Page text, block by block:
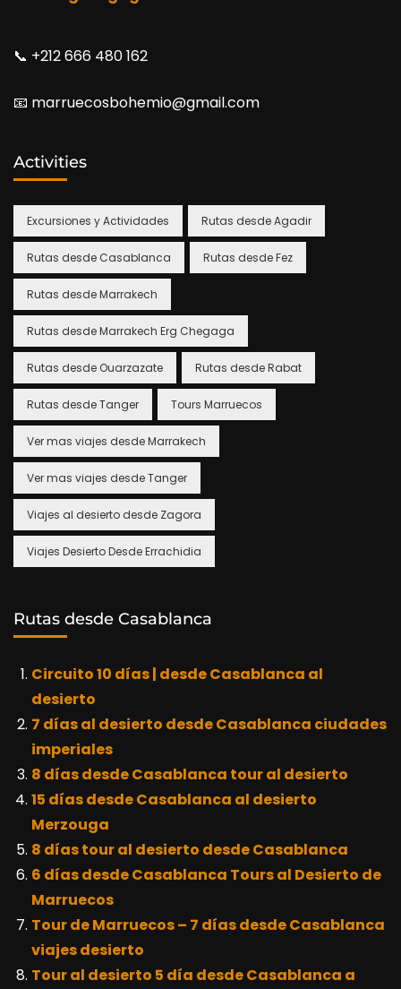
📞​ +212 666 480 162
📧​ marruecosbohemio@gmail.com
Activities
Excursiones y Actividades Rutas desde Agadir
Rutas desde Casablanca Rutas desde Fez
Rutas desde Marrakech
Rutas desde Marrakech Erg Chegaga
Rutas desde Ouarzazate Rutas desde Rabat
Rutas desde Tanger Tours Marruecos
Ver mas viajes desde Marrakech
Ver mas viajes desde Tanger
Viajes al desierto desde Zagora
Viajes Desierto Desde Errachidia
Rutas desde Casablanca
Circuito 10 días | desde Casablanca al
desierto
7 días al desierto desde Casablanca ciudades
imperiales
8 días desde Casablanca tour al desierto
15 días desde Casablanca al desierto
Merzouga
8 días tour al desierto desde Casablanca
6 días desde Casablanca Tours al Desierto de
Marruecos
Tour de Marruecos – 7 días desde Casablanca
viajes desierto
Tour al desierto 5 día desde Casablanca a